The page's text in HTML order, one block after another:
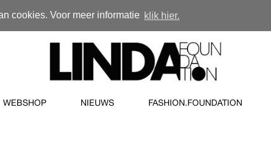
cookies. Voor meer informatie klik hier.
WEBSHOP NIEUWS FASHION.FOUNDATION